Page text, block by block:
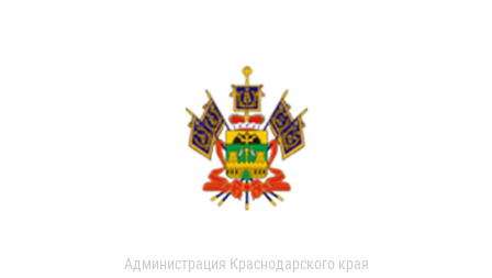
Администрация Краснодарского края